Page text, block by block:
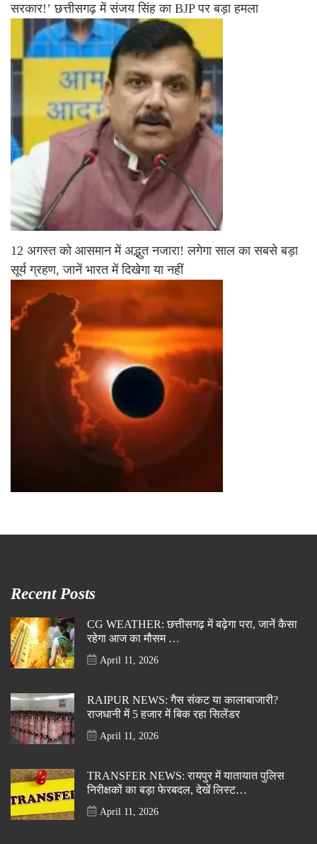
सरकार!’ छत्तीसगढ़ में संजय सिंह का BJP पर बड़ा हमला
12 अगस्त को आसमान में अद्भुत नजारा! लगेगा साल का सबसे बड़ा
सूर्य ग्रहण, जानें भारत में दिखेगा या नहीं
Recent Posts
CG WEATHER: छत्तीसगढ़ में बढ़ेगा परा, जानें कैसा
रहेगा आज का मौसम …
April 11, 2026
RAIPUR NEWS: गैस संकट या कालाबाजारी?
राजधानी में 5 हजार में बिक रहा सिलेंडर
April 11, 2026
TRANSFER NEWS: रायपुर में यातायात पुलिस
निरीक्षकों का बड़ा फेरबदल, देखें लिस्ट…
April 11, 2026